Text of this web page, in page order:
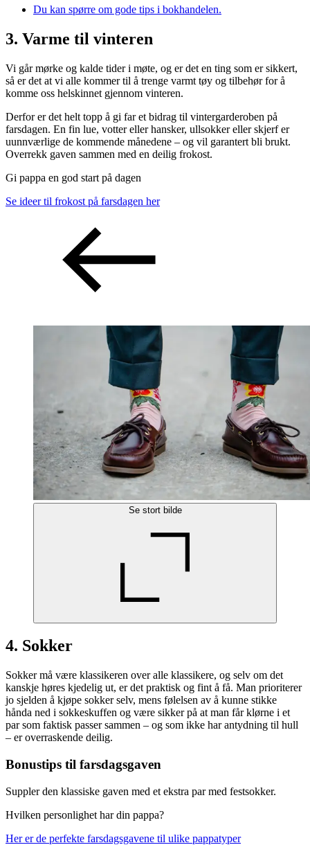
Du kan spørre om gode tips i bokhandelen.
3. Varme til vinteren
Vi går mørke og kalde tider i møte, og er det en ting som er sikkert,
så er det at vi alle kommer til å trenge varmt tøy og tilbehør for å
komme oss helskinnet gjennom vinteren.
Derfor er det helt topp å gi far et bidrag til vintergarderoben på
farsdagen. En fin lue, votter eller hansker, ullsokker eller skjerf er
uunnværlige de kommende månedene – og vil garantert bli brukt.
Overrekk gaven sammen med en deilig frokost.
Gi pappa en god start på dagen
Se ideer til frokost på farsdagen her
Se stort bilde
4. Sokker
Sokker må være klassikeren over alle klassikere, og selv om det
kanskje høres kjedelig ut, er det praktisk og fint å få. Man prioriterer
jo sjelden å kjøpe sokker selv, mens følelsen av å kunne stikke
hånda ned i sokkeskuffen og være sikker på at man får klørne i et
par som faktisk passer sammen – og som ikke har antydning til hull
– er overraskende deilig.
Bonustips til farsdagsgaven
Suppler den klassiske gaven med et ekstra par med festsokker.
Hvilken personlighet har din pappa?
Her er de perfekte farsdagsgavene til ulike pappatyper